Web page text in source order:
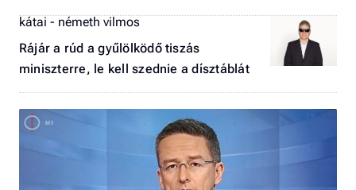
kátai - németh vilmos
Rájár a rúd a gyűlölködő tiszás
miniszterre, le kell szednie a dísztáblát